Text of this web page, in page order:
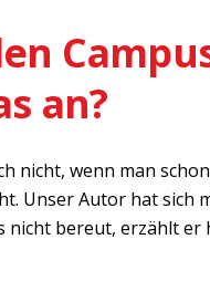
an?
nicht, wenn man
Unser Autor hat sich
nicht bereut, erzählt er